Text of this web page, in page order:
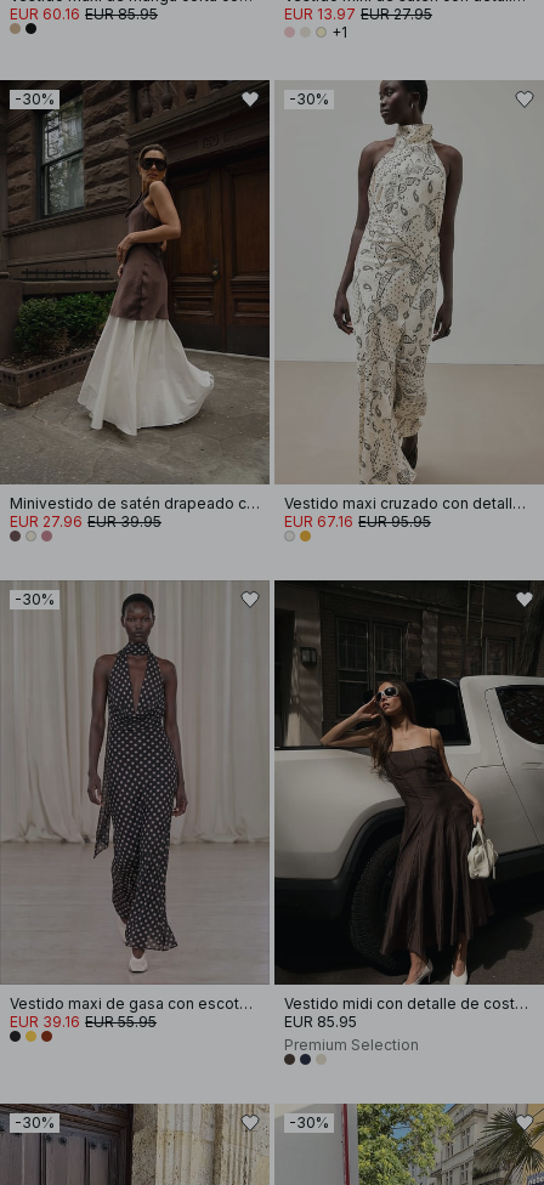
EUR 60.16 EUR 85.95
EUR 13.97 EUR 27.95
+1
-30%
Minivestido de satén drapeado con cuello halter
EUR 27.96 EUR 39.95
-30%
Vestido maxi cruzado con detalle de espalda halter
EUR 67.16 EUR 95.95
-30%
Vestido maxi de gasa con escote en cascada y pañuelo
EUR 39.16 EUR 55.95
Vestido midi con detalle de costura y tirantes
EUR 85.95
Premium Selection
-30% -30%